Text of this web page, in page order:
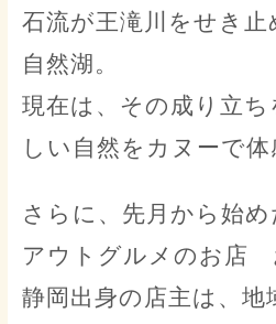
石流が王滝川をせき
自然湖。
現在は、その成り立
しい自然をカヌーで体
さらに、先月から始
アウトグルメのお店
静岡出身の店主は、